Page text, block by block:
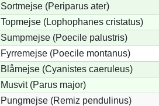
Sortmejse (Periparus ater)
Topmejse (Lophophanes cristatus)
Sumpmejse (Poecile palustris)
Fyrremejse (Poecile montanus)
Blåmejse (Cyanistes caeruleus)
Musvit (Parus major)
Pungmejse (Remiz pendulinus)